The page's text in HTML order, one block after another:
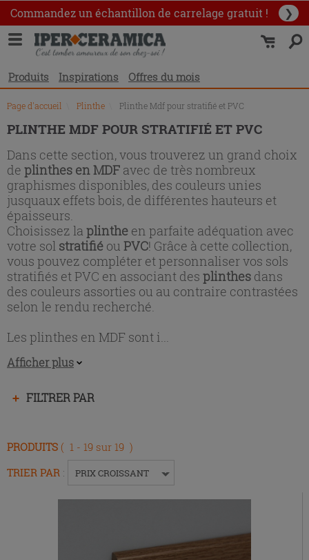
Commandez un échantillon de carrelage gratuit ! ❯
Produits Inspirations Offres du mois
Page d'accueil Plinthe Plinthe Mdf pour stratifié et PVC
PLINTHE MDF POUR STRATIFIÉ ET PVC
Dans cette section, vous trouverez un grand choix
de plinthes en MDF avec de très nombreux
graphismes disponibles, des couleurs unies
jusquaux effets bois, de différentes hauteurs et
épaisseurs.
Choisissez la plinthe en parfaite adéquation avec
votre sol stratifié ou PVC! Grâce à cette collection,
vous pouvez compléter et personnaliser vos sols
stratifiés et PVC en associant des plinthes dans
des couleurs assorties ou au contraire contrastées
selon le rendu recherché.
Les plinthes en MDF sont i...
Afficher plus
Liste
des
produits
FILTRER PAR
Appuyez
Entrée
pour
PRODUITS ( 1 - 19 sur 19 )
TRIER PAR : PRIX CROISSANT